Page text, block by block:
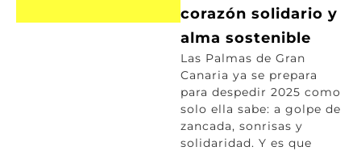
corazón solidario y
alma sostenible
Las Palmas de Gran
Canaria ya se prepara
para despedir 2025 como
solo ella sabe: a golpe de
zancada, sonrisas y
solidaridad. Y es que